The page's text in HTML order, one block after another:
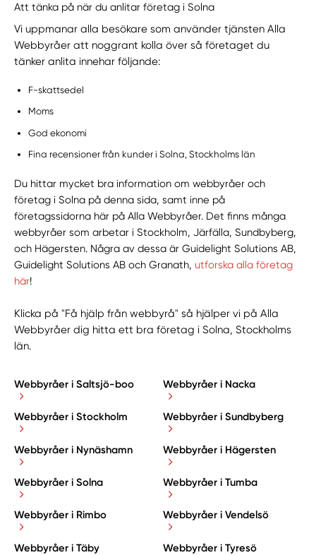
Att tänka på när du anlitar företag i Solna
Vi uppmanar alla besökare som använder tjänsten Alla
Webbyråer att noggrant kolla över så företaget du
tänker anlita innehar följande:
F-skattsedel
Moms
God ekonomi
Fina recensioner från kunder i Solna, Stockholms län
Du hittar mycket bra information om webbyråer och
företag i Solna på denna sida, samt inne på
företagssidorna här på Alla Webbyråer. Det finns många
webbyråer som arbetar i Stockholm, Järfälla, Sundbyberg,
och Hägersten. Några av dessa är Guidelight Solutions AB,
Guidelight Solutions AB och Granath,utforska alla företag
här!
Klicka på "Få hjälp från webbyrå" så hjälper vi på Alla
Webbyråer dig hitta ett bra företag i Solna, Stockholms
län.
Webbyråer i Saltsjö-boo Webbyråer i Nacka
Webbyråer i Stockholm Webbyråer i Sundbyberg
Webbyråer i Nynäshamn Webbyråer i Hägersten
Webbyråer i Solna Webbyråer i Tumba
Webbyråer i Rimbo Webbyråer i Vendelsö
Webbyråer i Täby Webbyråer i Tyresö